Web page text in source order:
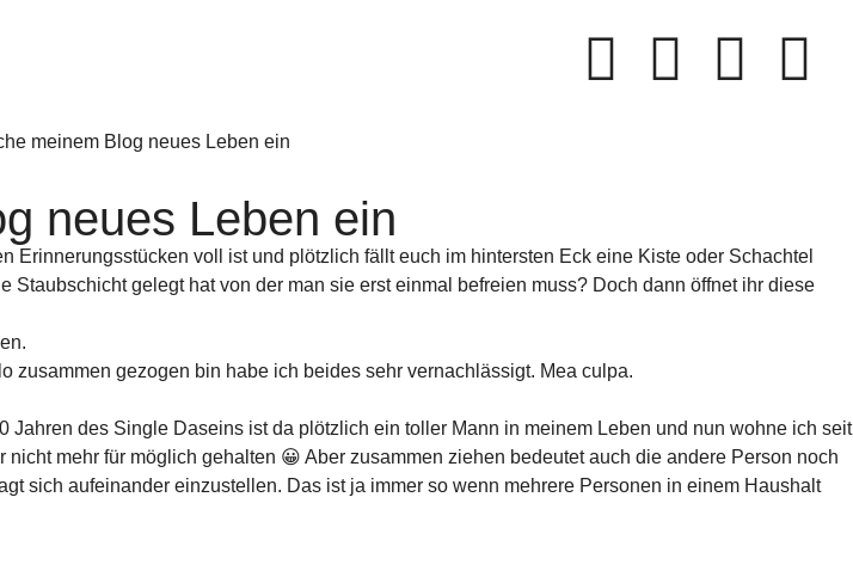
neues Leben ein
voll ist und plötzlich fällt euch im hintersten Eck eine Kiste oder Schachtel
gelegt hat von der man sie erst einmal befreien muss? Doch dann öffnet ihr diese
zusammen gezogen bin habe ich beides sehr vernachlässigt. Mea culpa.
des Single Daseins ist da plötzlich ein toller Mann in meinem Leben und nun wohne ich seit
mehr für möglich gehalten 😀 Aber zusammen ziehen bedeutet auch die andere Person noch
sich aufeinander einzustellen. Das ist ja immer so wenn mehrere Personen in einem Haushalt